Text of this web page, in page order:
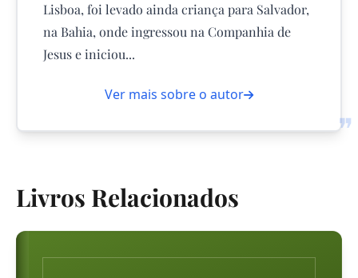
❞
Lisboa, foi levado ainda criança para Salvador,
na Bahia, onde ingressou na Companhia de
Jesus e iniciou...
Ver mais sobre o autor
Livros Relacionados